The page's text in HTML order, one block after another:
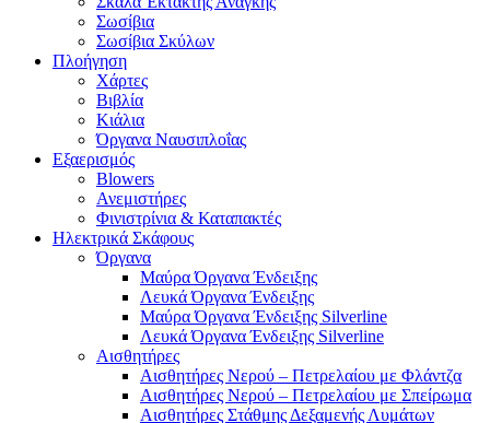
Σωσίβια
Σωσίβια Σκύλων
Πλοήγηση
Χάρτες
Βιβλία
Κιάλια
Όργανα Ναυσιπλοΐας
Εξαερισμός
Blowers
Ανεμιστήρες
Φινιστρίνια & Καταπακτές
Ηλεκτρικά Σκάφους
Όργανα
Μαύρα Όργανα Ένδειξης
Λευκά Όργανα Ένδειξης
Μαύρα Όργανα Ένδειξης Silverline
Λευκά Όργανα Ένδειξης Silverline
Αισθητήρες
Αισθητήρες Νερού – Πετρελαίου με Φλάντζα
Αισθητήρες Νερού – Πετρελαίου με Σπείρωμα
Αισθητήρες Στάθμης Δεξαμενής Λυμάτων